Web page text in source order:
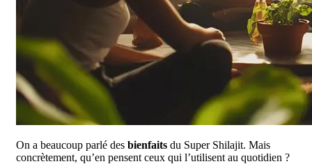
On a beaucoup parlé des bienfaits du Super Shilajit. Mais
concrètement, qu’en pensent ceux qui l’utilisent au quotidien ?